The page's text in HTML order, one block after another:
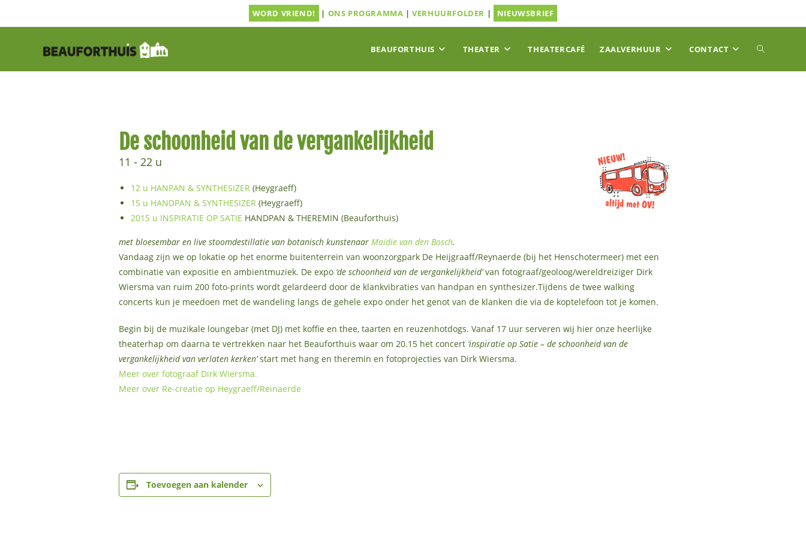
WORD VRIEND! | ONS PROGRAMMA |VERHUURFOLDER | NIEUWSBRIEF
BEAUFORTHUIS THEATER THEATERCAFÉ ZAALVERHUUR CONTACT TOGGLE
De schoonheid van de vergankelijkheid
11 - 22 u
12 u HANPAN & SYNTHESIZER(Heygraeff)
15 u HANDPAN & SYNTHESIZER(Heygraeff)
2015 u INSPIRATIE OP SATIE HANDPAN & THEREMIN (Beauforthuis)
met bloesembar en live stoomdestillatie van botanisch kunstenaar Maidie van den Bosch.
Vandaag zijn we op lokatie op het enorme buitenterrein van woonzorgpark De Heijgraaff/Reynaerde (bij het Henschotermeer) met een
combinatie van expositie en ambientmuziek. De expo ‘de schoonheid van de vergankelijkheid’van fotograaf/geoloog/wereldreiziger Dirk
Wiersma van ruim 200 foto-prints wordt gelardeerd door de klankvibraties van handpan en synthesizer.Tijdens de twee walking
concerts kun je meedoen met de wandeling langs de gehele expo onder het genot van de klanken die via de koptelefoon tot je komen.
Begin bij de muzikale loungebar (met DJ) met koffie en thee, taarten en reuzenhotdogs. Vanaf 17 uur serveren wij hier onze heerlijke
theaterhap om daarna te vertrekken naar het Beauforthuis waar om 20.15 het concert ‘inspiratie op Satie – de schoonheid van de
vergankelijkheid van verlaten kerken’start met hang en theremin en fotoprojecties van Dirk Wiersma.
Meer over fotograaf Dirk Wiersma.
Meer over Re-creatie op Heygraeff/Reinaerde
Toevoegen aan kalender